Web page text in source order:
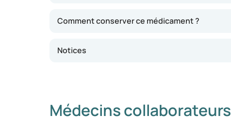
Comment conserver ce médicament ?
Notices
Médecins collaborateurs